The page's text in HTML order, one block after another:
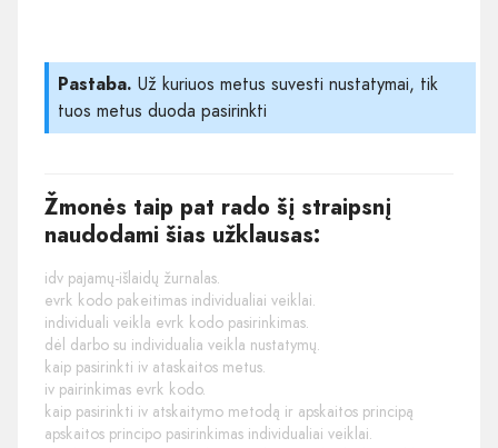
Pastaba. Už kuriuos metus suvesti nustatymai, tik
tuos metus duoda pasirinkti
Žmonės taip pat rado šį straipsnį
naudodami šias užklausas:
idv pajamų-išlaidų žurnalas.
evrk kodo pakeitimas individualiai veiklai.
individuali veikla evrk kodo pasirinkimas.
dėl darbo su individualia veikla nustatymų.
kaip pasirinkti iv ataskaitos metus.
iv pairinkimas evrk kodo.
kaip pasirinkti iv atskaitymo metodą ir apskaitos principą
apskaitos principo pasirinkimas individualiai veiklai.